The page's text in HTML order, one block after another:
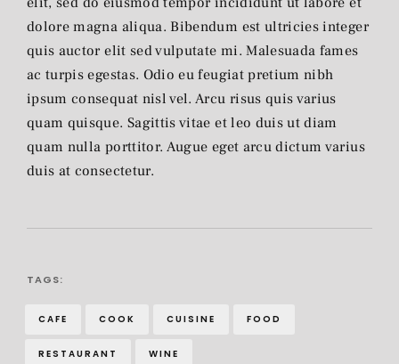
dolore magna aliqua. Bibendum est ultricies integer
quis auctor elit sed vulputate mi. Malesuada fames
ac turpis egestas. Odio eu feugiat pretium nibh
ipsum consequat nisl vel. Arcu risus quis varius
quam quisque. Sagittis vitae et leo duis ut diam
quam nulla porttitor. Augue eget arcu dictum varius
duis at consectetur.
TAGS:
CAFE COOK CUISINE FOOD
RESTAURANT WINE